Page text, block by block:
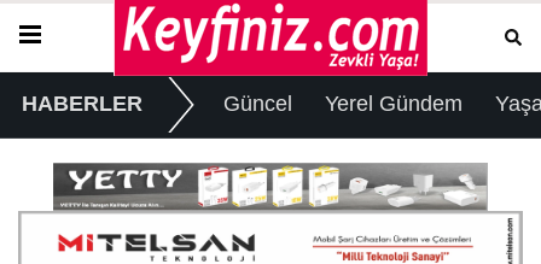
HABERLER Güncel Yerel Gündem